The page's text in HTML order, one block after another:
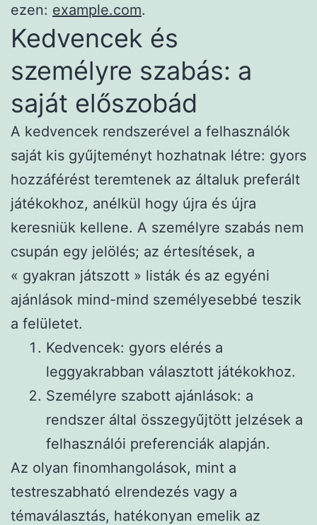
ezen: example.com.
Kedvencek és
személyre szabás: a
saját előszobád
A kedvencek rendszerével a felhasználók
saját kis gyűjteményt hozhatnak létre: gyors
hozzáférést teremtenek az általuk preferált
játékokhoz, anélkül hogy újra és újra
keresniük kellene. A személyre szabás nem
csupán egy jelölés; az értesítések, a
« gyakran játszott » listák és az egyéni
ajánlások mind-mind személyesebbé teszik
a felületet.
Kedvencek: gyors elérés a
leggyakrabban választott játékokhoz.
Személyre szabott ajánlások: a
rendszer által összegyűjtött jelzések a
felhasználói preferenciák alapján.
Az olyan finomhangolások, mint a
testreszabható elrendezés vagy a
témaválasztás, hatékonyan emelik az